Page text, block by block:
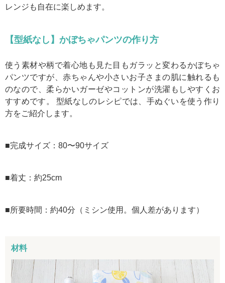
レンジも自在に楽しめます。
【型紙なし】かぼちゃパンツの作り方
使う素材や柄で着心地も見た目もガラッと変わるかぼちゃ
パンツですが、赤ちゃんや小さいお子さまの肌に触れるも
のなので、柔らかいガーゼやコットンが洗濯もしやすくお
すすめです。 型紙なしのレシピでは、手ぬぐいを使う作り
方をご紹介します。
■完成サイズ：80〜90サイズ
■着丈：約25cm
■所要時間：約40分（ミシン使用。個人差があります）
材料